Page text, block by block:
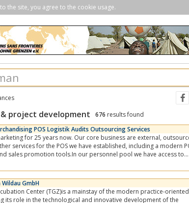
the site, you agree to the cookie usage.
project development 676 results found
POS Logistik Audits Outsourcing Services
for 25 years now. Our core business are external, outsourced
sales promotion tools.In our personnel pool we have access to
GmbH
Center (TGZ)is a mainstay of the modern practice-oriented